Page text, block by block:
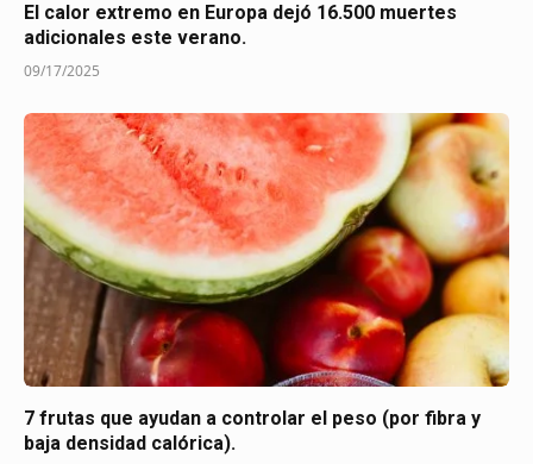
El calor extremo en Europa dejó 16.500 muertes
adicionales este verano.
09/17/2025
7 frutas que ayudan a controlar el peso (por fibra y
baja densidad calórica).